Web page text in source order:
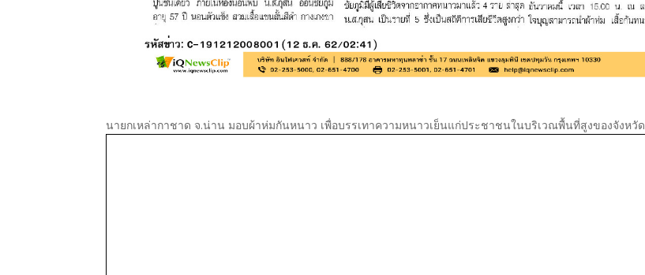
นายกเหล่ากาชาด จ.น่าน มอบผ้าห่มกันหนาว เพื่อบรรเทาความหนาวเย็นแก่ประชาชนในบริเวณพื้นที่สูงของจังหวัด